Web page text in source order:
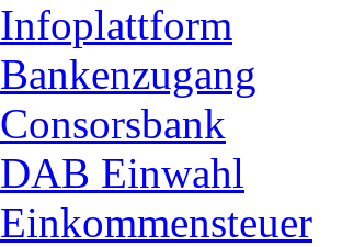
Infoplattform
Bankenzugang
Consorsbank
DAB Einwahl
Einkommensteuer